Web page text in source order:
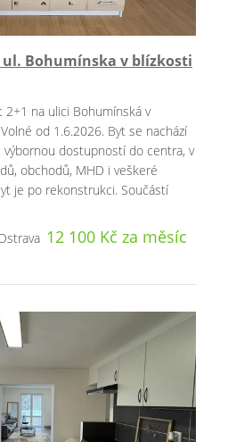
ul. Bohumínska v blízkosti
2+1 na ulici Bohumínská v
od 1.6.2026. Byt se nachází
výbornou dostupností do centra, v
obchodů, MHD i veškeré
je po rekonstrukci. Součástí
12 100 Kč za měsíc